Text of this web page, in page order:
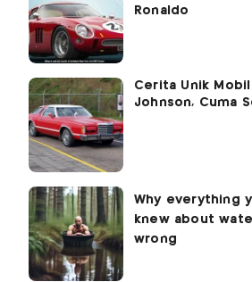
Ronaldo
Cerita Unik
Johnson, Cuma